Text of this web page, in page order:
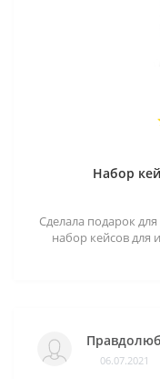
Набор
Сделала подарок
набор кейсов для
Правдолюб
06.07.2021